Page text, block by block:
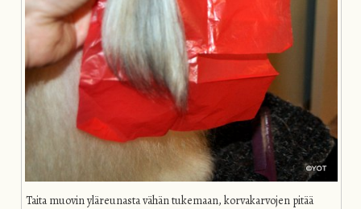
Taita muovin yläreunasta vähän tukemaan, korvakarvojen pitää